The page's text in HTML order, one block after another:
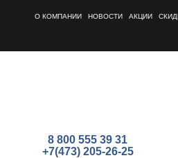
О КОМПАНИИ НОВОСТИ АКЦИИ
8 800 555 39 31
+7(473) 205-26-25